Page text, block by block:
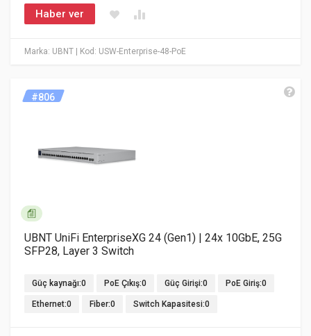
Marka: UBNT | Kod: USW-Enterprise-48-PoE
Haber ver
#806
UBNT UniFi EnterpriseXG 24 (Gen1) | 24x 10GbE, 25G
SFP28, Layer 3 Switch
Güç kaynağı:0 PoE Çıkış:0 Güç Girişi:0 PoE Giriş:0
Ethernet:0 Fiber:0 Switch Kapasitesi:0